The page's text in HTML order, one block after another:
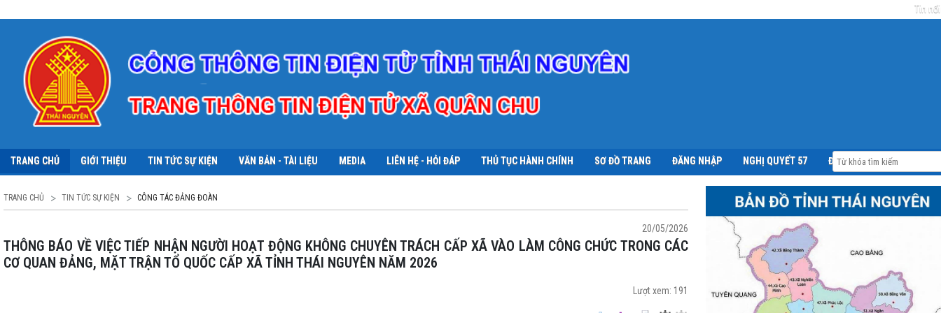
Tin
TRANG CHỦ GIỚI THIỆU TIN TỨC SỰ KIỆN VĂN BẢN - TÀI LIỆU MEDIA LIÊN HỆ - HỎI ĐÁP THỦ TỤC HÀNH CHÍNH SƠ ĐỒ TRANG ĐĂNG NHẬP NGHỊ QUYẾT 57 ĐỀ ÁN 06
TRANG CHỦ TIN TỨC SỰ KIỆN CÔNG TÁC ĐẢNG ĐOÀN
20/05/2026
THÔNG BÁO VỀ VIỆC TIẾP NHẬN NGƯỜI HOẠT ĐỘNG KHÔNG CHUYÊN TRÁCH CẤP XÃ VÀO LÀM CÔNG CHỨC TRONG CÁC
CƠ QUAN ĐẢNG, MẶT TRẬN TỔ QUỐC CẤP XÃ TỈNH THÁI NGUYÊN NĂM 2026
Lượt xem: 191